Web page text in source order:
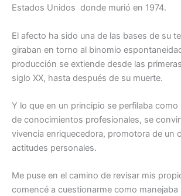
Estados Unidos donde murió en 1974.
El afecto ha sido una de las bases de su
giraban en torno al binomio
producción se extiende desde las
siglo XX, hasta después de su muerte.
Y lo que en un principio se perfilaba como
de conocimientos profesionales, se
vivencia enriquecedora, promotora de un
actitudes personales.
Me puse en el camino de revisar mis
comencé a cuestionarme como manejaba